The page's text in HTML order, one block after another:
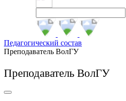
Педагогический состав
Преподаватель ВолГУ
Преподаватель ВолГУ